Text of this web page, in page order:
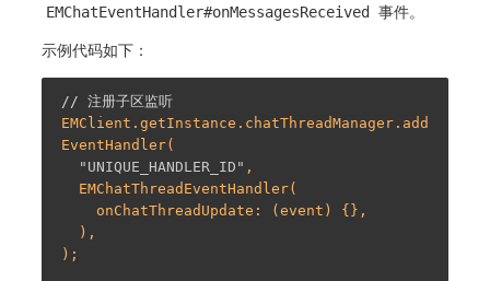
EMChatEventHandler#onMessagesReceived
事件。
示例代码如下：
// 注册子区监听
EMClient.getInstance.chatThreadManager.add
EventHandler(
"UNIQUE_HANDLER_ID" ,
);